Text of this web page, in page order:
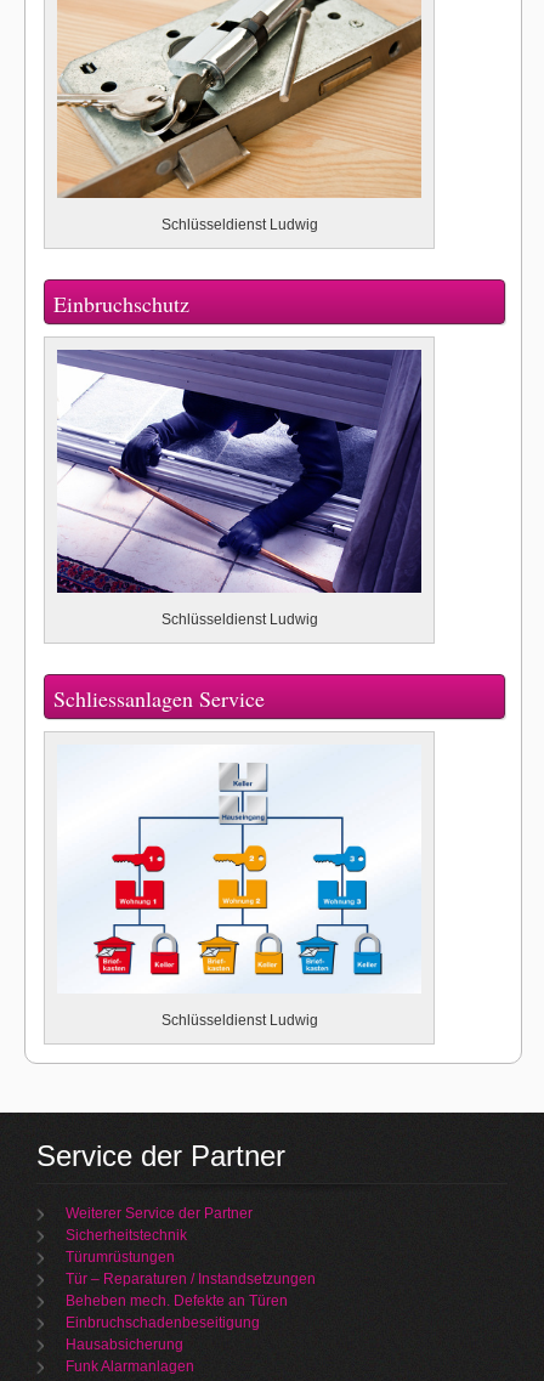
Schlüsseldienst Ludwig
Einbruchschutz
Schlüsseldienst Ludwig
Schliessanlagen Service
Schlüsseldienst Ludwig
Service der Partner
Weiterer Service der Partner
Sicherheitstechnik
Türumrüstungen
Tür – Reparaturen / Instandsetzungen
Beheben mech. Defekte an Türen
Einbruchschadenbeseitigung
Hausabsicherung
Funk Alarmanlagen